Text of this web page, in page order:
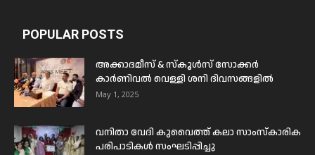
POPULAR POSTS
അക്കാദമീസ് & സ്കൂൾസ് സോക്കർ
കാർണിവൽ വെള്ളി ശനി ദിവസങ്ങളിൽ
May 1, 2025
വനിതാ വേദി കുവൈത്ത് കലാ സാംസ്കാരിക
പരിപാടികൾ സംഘടിപ്പിച്ചു